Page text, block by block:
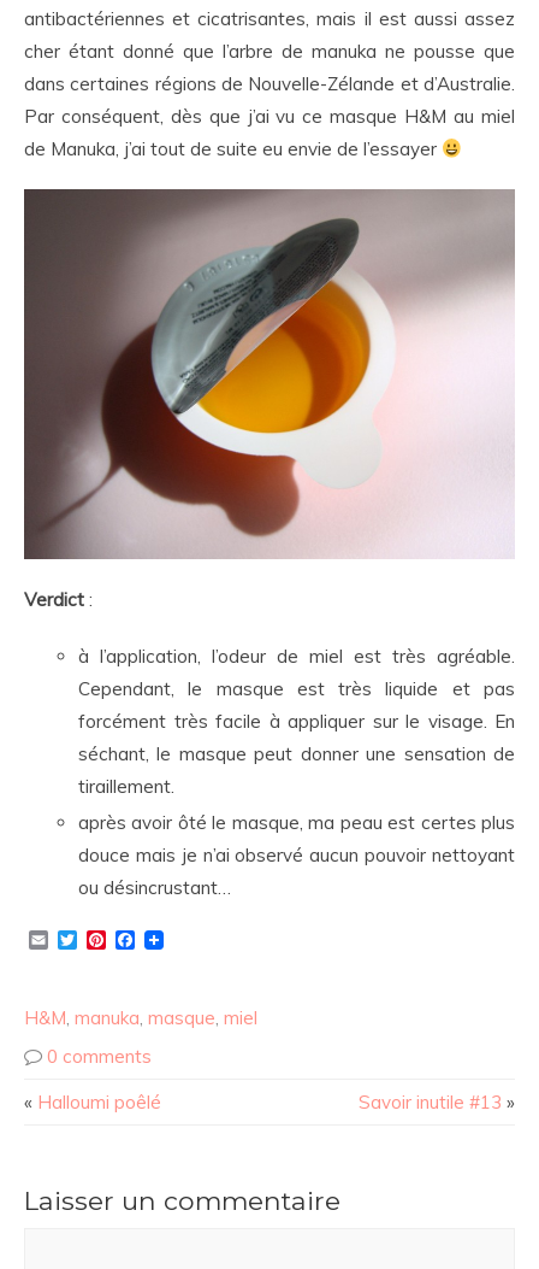
antibactériennes et cicatrisantes, mais il est aussi assez
cher étant donné que l’arbre de manuka ne pousse que
dans certaines régions de Nouvelle-Zélande et d’Australie.
Par conséquent, dès que j’ai vu ce masque H&M au miel
de Manuka, j’ai tout de suite eu envie de l’essayer
Verdict :
à l’application, l’odeur de miel est très agréable.
Cependant, le masque est très liquide et pas
forcément très facile à appliquer sur le visage. En
séchant, le masque peut donner une sensation de
tiraillement.
après avoir ôté le masque, ma peau est certes plus
douce mais je n’ai observé aucun pouvoir nettoyant
ou désincrustant…
EmailTwitterPinterestFacebook
H&M, manuka, masque, miel
0 comments
« Halloumi poêlé Savoir inutile #13 »
Laisser un commentaire